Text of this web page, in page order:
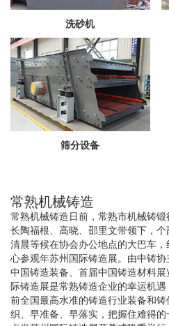
洗砂机
筛分设备
常熟机械铸造
常熟机械铸造日前，常熟市机械铸
长陶福根、高晓、邵里文带领下，个
清晨等候在协会办公地点的大巴车
心参观年苏州国际铸造展。由中铸
中国铸造装备、首届中国铸造材料
际铸造展是常熟铸造企业的幸运机
前全国最高水准的铸造行业装备和
织、早准备、早落实，把握住难得